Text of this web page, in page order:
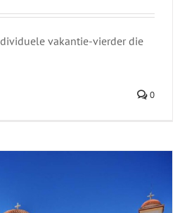
vakantie-vierder die
0